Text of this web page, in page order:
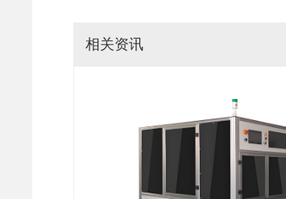
相关资讯